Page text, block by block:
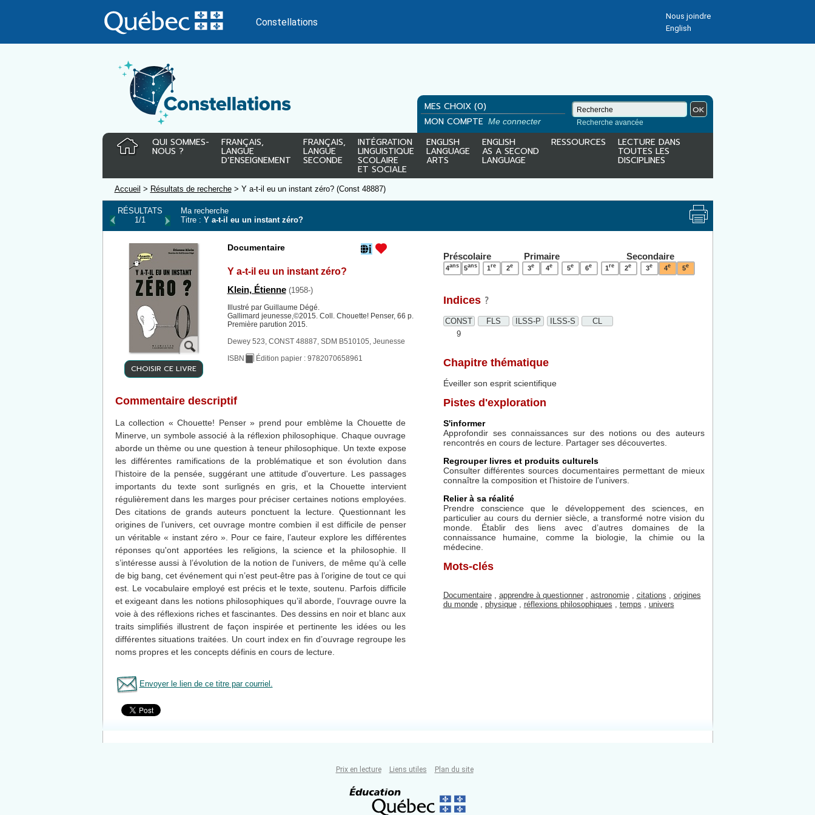
au
contenu
Constellations
Nous joindre
English
MES CHOIX (0)
MON COMPTEMe connecter
OK
Recherche avancée
QUI SOMMES-
NOUS ?
FRANÇAIS,
LANGUE
D’ENSEIGNEMENT
FRANÇAIS,
LANGUE
SECONDE
INTÉGRATION
LINGUISTIQUE
SCOLAIRE
ET SOCIALE
ENGLISH
LANGUAGE
ARTS
ENGLISH
AS A SECOND
LANGUAGE
RESSOURCES LECTURE DANS
TOUTES LES
DISCIPLINES
Accueil > Résultats de recherche> Y a-t-il eu un instant zéro? (Const 48887)
RÉSULTATS
1/1
Ma recherche
Titre : Y a-t-il eu un instant zéro?
CHOISIR CE LIVRE
Documentaire
Y a-t-il eu un instant zéro?
Klein, Étienne (1958-)
Illustré par Guillaume Dégé.
Gallimard jeunesse,©2015. Coll. Chouette! Penser, 66 p.
Première parution 2015.
Dewey 523, CONST 48887, SDM B510105, Jeunesse
ISBN Édition papier : 9782070658961
Préscolaire Primaire Secondaire
4ans 5ans 1re 2e 3e 4e 5e 6e 1re 2e 3e 4e 5e
Indices
CONST FLS ILSS-P ILSS-S
CL
9
Chapitre thématique
Éveiller son esprit scientifique
Pistes d'exploration
S'informer
Approfondir ses connaissances sur des notions ou des auteurs
rencontrés en cours de lecture. Partager ses découvertes.
Regrouper livres et produits culturels
Consulter différentes sources documentaires permettant de mieux
connaître la composition et l’histoire de l’univers.
Relier à sa réalité
Prendre conscience que le développement des sciences, en
particulier au cours du dernier siècle, a transformé notre vision du
monde. Établir des liens avec d’autres domaines de la
connaissance humaine, comme la biologie, la chimie ou la
médecine.
Mots-clés
Documentaire, apprendre à questionner, astronomie, citations , origines
du monde, physique, réflexions philosophiques , temps , univers
Commentaire descriptif
La collection « Chouette! Penser » prend pour emblème la Chouette de
Minerve, un symbole associé à la réflexion philosophique. Chaque ouvrage
aborde un thème ou une question à teneur philosophique. Un texte expose
les différentes ramifications de la problématique et son évolution dans
l’histoire de la pensée, suggérant une attitude d'ouverture. Les passages
importants du texte sont surlignés en gris, et la Chouette intervient
régulièrement dans les marges pour préciser certaines notions employées.
Des citations de grands auteurs ponctuent la lecture. Questionnant les
origines de l’univers, cet ouvrage montre combien il est difficile de penser
un véritable « instant zéro ». Pour ce faire, l’auteur explore les différentes
réponses qu'ont apportées les religions, la science et la philosophie. Il
s’intéresse aussi à l’évolution de la notion de l'univers, de même qu’à celle
de big bang, cet événement qui n’est peut-être pas à l’origine de tout ce qui
est. Le vocabulaire employé est précis et le texte, soutenu. Parfois difficile
et exigeant dans les notions philosophiques qu’il aborde, l’ouvrage ouvre la
voie à des réflexions riches et fascinantes. Des dessins en noir et blanc aux
traits simplifiés illustrent de façon inspirée et pertinente les idées ou les
différentes situations traitées. Un court index en fin d’ouvrage regroupe les
noms propres et les concepts définis en cours de lecture.
Envoyer le lien de ce titre par courriel.
Prix en lecture Liens utiles Plan du site